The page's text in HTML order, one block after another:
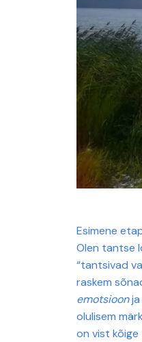
Esimene
Olen tantse
“tantsivad
raskem
emotsioonja
olulisem
on vist kõige